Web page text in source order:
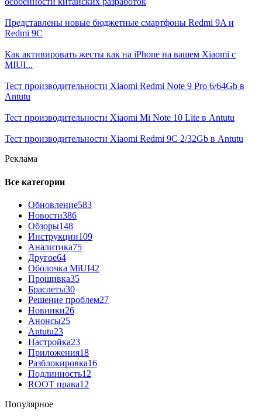
Представлены новые бюджетные смартфоны Redmi 9A и
Redmi 9C
Как активировать жесты как на iPhone на вашем Xiaomi с
MIUI...
Тест производительности Xiaomi Redmi Note 9 Pro 6/64Gb в
Antutu
Тест производительности Xiaomi Mi Note 10 Lite в Antutu
Тест производительности Xiaomi Redmi 9C 2/32Gb в Antutu
Реклама
Все категории
Обновление583
Новости386
Обзоры148
Инструкции109
Аналитика75
Другое64
Оболочка MiUI42
Прошивка35
Браслеты30
Решение проблем27
Новинки26
Анонсы25
Antutu23
Настройка23
Приложения18
Разблокировка16
Подлинность12
ROOT права12
Популярное